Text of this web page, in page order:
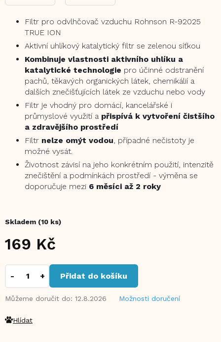
169 Kč
Skladem (10 ks)
Můžeme doručit do: 12.8.2026 Možnosti doručení
Přidat do košíku
Filtr pro odvlhčovač vzduchu Rohnson R-92025
TRUE ION
Aktivní uhlíkový katalytický filtr se zelenou síťkou
Kombinuje vlastnosti aktivního uhlíku a
katalytické technologie pro účinné odstranění
pachů, těkavých organických látek, chemikálií a
dalších znečišťujících látek ze vzduchu nebo vody
Filtr je vhodný pro domácí, kancelářské i
průmyslové využití a přispívá k vytvoření čistšího
a zdravějšího prostředí
Filtr nelze omýt vodou , případné nečistoty je
možné vysát.
Životnost závisí na jeho konkrétním použití, intenzitě
znečištění a podmínkách prostředí - výměna se
doporučuje mezi 6 měsíci až 2 roky
Hlídat